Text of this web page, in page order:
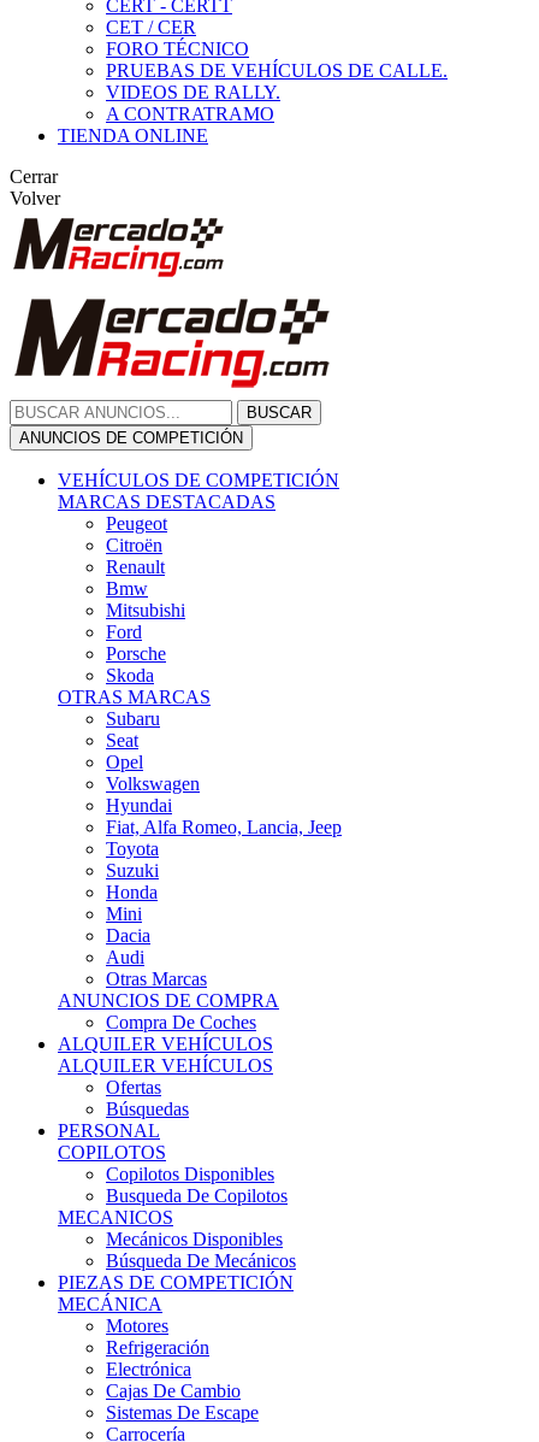
CERT - CERTT
CET / CER
FORO TÉCNICO
PRUEBAS DE VEHÍCULOS DE CALLE.
VIDEOS DE RALLY.
A CONTRATRAMO
TIENDA ONLINE
Cerrar
Volver
BUSCAR
ANUNCIOS DE COMPETICIÓN
VEHÍCULOS DE COMPETICIÓN
MARCAS DESTACADAS
Peugeot
Citroën
Renault
Bmw
Mitsubishi
Ford
Porsche
Skoda
OTRAS MARCAS
Subaru
Seat
Opel
Volkswagen
Hyundai
Fiat, Alfa Romeo, Lancia, Jeep
Toyota
Suzuki
Honda
Mini
Dacia
Audi
Otras Marcas
ANUNCIOS DE COMPRA
Compra De Coches
ALQUILER VEHÍCULOS
ALQUILER VEHÍCULOS
Ofertas
Búsquedas
PERSONAL
COPILOTOS
Copilotos Disponibles
Busqueda De Copilotos
MECANICOS
Mecánicos Disponibles
Búsqueda De Mecánicos
PIEZAS DE COMPETICIÓN
MECÁNICA
Motores
Refrigeración
Electrónica
Cajas De Cambio
Sistemas De Escape
Carrocería